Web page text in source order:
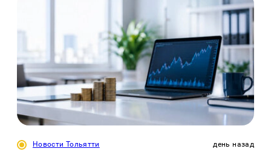
Новости Тольятти день назад